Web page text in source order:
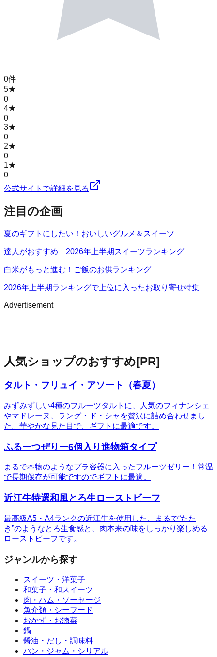
0件
5★
0
4★
0
3★
0
2★
0
1★
0
公式サイトで詳細を見る
注目の企画
夏のギフトにしたい！おいしいグルメ＆スイーツ
達人がおすすめ！2026年上半期スイーツランキング
白米がもっと進む！ご飯のお供ランキング
2026年上半期ランキングで上位に入ったお取り寄せ特集
Advertisement
人気ショップのおすすめ[PR]
タルト・フリュイ・アソート（春夏）
みずみずしい4種のフルーツタルトに、人気のフィナンシェ
やマドレーヌ、ラング・ド・シャを贅沢に詰め合わせまし
た。華やかな見た目で、ギフトに最適です。
ふるーつぜりー6個入り進物箱タイプ
まるで本物のようなプラ容器に入ったフルーツゼリー！常温
で長期保存が可能ですのでギフトに最適。
近江牛特選和風とろ生ローストビーフ
最高級A5・A4ランクの近江牛を使用した、まるで“たた
き”のようなとろ生食感と、肉本来の味をしっかり楽しめる
ローストビーフです。
ジャンルから探す
スイーツ・洋菓子
和菓子・和スイーツ
肉・ハム・ソーセージ
魚介類・シーフード
おかず・お惣菜
鍋
醤油・だし・調味料
パン・ジャム・シリアル